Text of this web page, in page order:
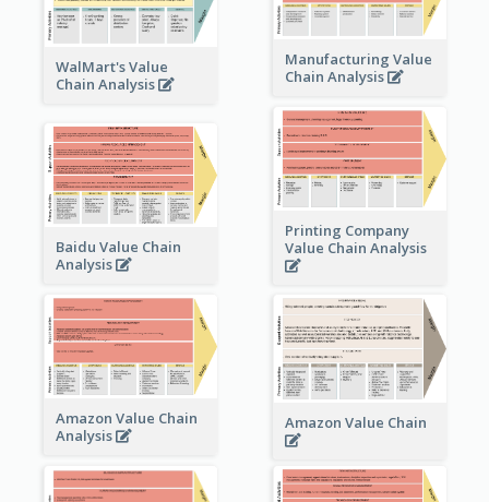
WalMart's Value
Chain Analysis
Manufacturing Value
Chain Analysis
Printing Company
Value Chain Analysis
Baidu Value Chain
Analysis
Amazon Value Chain
Analysis
Amazon Value Chain